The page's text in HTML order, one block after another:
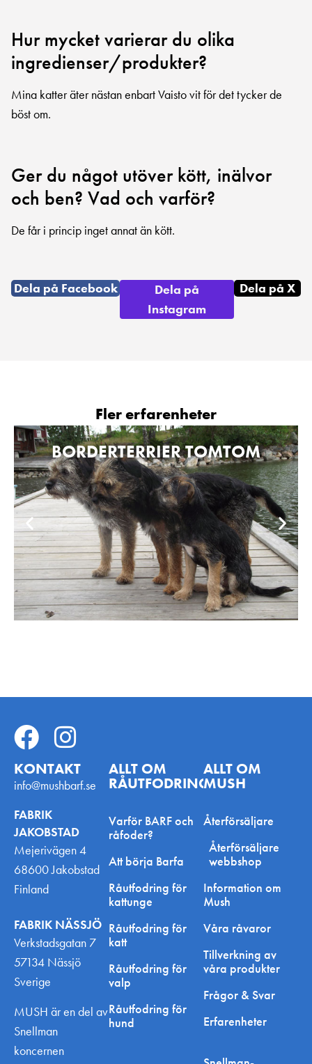
Hur mycket varierar du olika
ingredienser/produkter?
Mina katter äter nästan enbart Vaisto vit för det tycker de
böst om.
Ger du något utöver kött, inälvor
och ben? Vad och varför?
De får i princip inget annat än kött.
Dela på Facebook
Dela på
Instagram
Dela på X
Fler erfarenheter
BORDERTERRIER TOMTOM
KONTAKT
info@mushbarf.se
FABRIK
JAKOBSTAD
Mejerivägen 4
68600 Jakobstad
Finland
FABRIK NÄSSJÖ
Verkstadsgatan 7
57134 Nässjö
Sverige
MUSH är en del av
Snellman
koncernen
ALLT OM
RÅUTFODRING
Varför BARF och
råfoder?
Att börja Barfa
Råutfodring för
kattunge
Råutfodring för
katt
Råutfodring för
valp
Råutfodring för
hund
ALLT OM
MUSH
Återförsäljare
Återförsäljare
webbshop
Information om
Mush
Våra råvaror
Tillverkning av
våra produkter
Frågor & Svar
Erfarenheter